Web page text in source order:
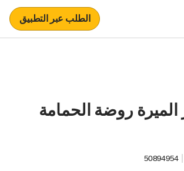
الطلب عبر التطبيق
الميرة روضة الحمامة
50894954